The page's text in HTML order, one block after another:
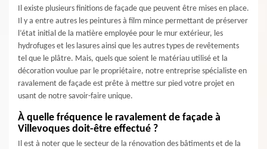
Il existe plusieurs finitions de façade que peuvent être mises en place.
Il y a entre autres les peintures à film mince permettant de préserver
l’état initial de la matière employée pour le mur extérieur, les
hydrofuges et les lasures ainsi que les autres types de revêtements
tel que le plâtre. Mais, quels que soient le matériau utilisé et la
décoration voulue par le propriétaire, notre entreprise spécialiste en
ravalement de façade est prête à mettre sur pied votre projet en
usant de notre savoir-faire unique.
À quelle fréquence le ravalement de façade à
Villevoques doit-être effectué ?
Il est à noter que le secteur de la rénovation des bâtiments et de la